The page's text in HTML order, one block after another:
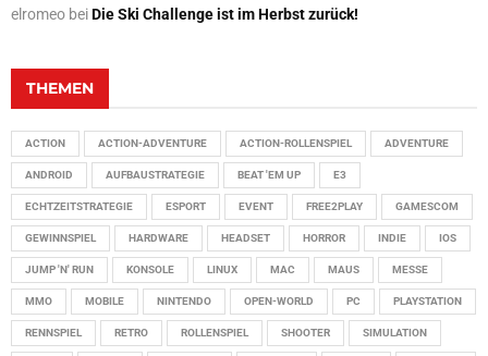
elromeo beiDie Ski Challenge ist im Herbst zurück!
THEMEN
ACTION ACTION-ADVENTURE ACTION-ROLLENSPIEL ADVENTURE
ANDROID AUFBAUSTRATEGIE BEAT 'EM UP E3
ECHTZEITSTRATEGIE ESPORT EVENT FREE2PLAY GAMESCOM
GEWINNSPIEL HARDWARE HEADSET HORROR INDIE IOS
JUMP 'N' RUN KONSOLE LINUX MAC MAUS MESSE
MMO MOBILE NINTENDO OPEN-WORLD PC PLAYSTATION
RENNSPIEL RETRO ROLLENSPIEL SHOOTER SIMULATION